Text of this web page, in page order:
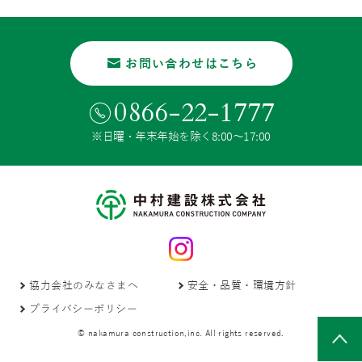
お問い合わせはこちら
0866-22-1777
※日曜・年末年始を除く8:00〜17:00
協力会社のみなさまへ 安全・品質・環境方針
プライバシーポリシー
© nakamura construction,inc. All rights reserved.